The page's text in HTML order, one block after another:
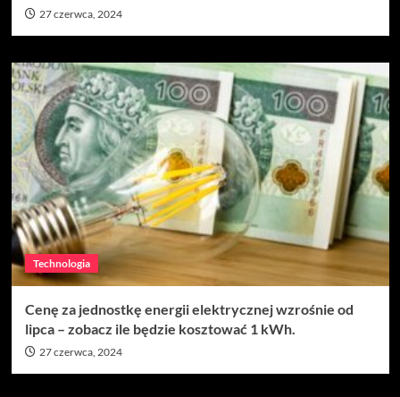
27 czerwca, 2024
Technologia
Cenę za jednostkę energii elektrycznej wzrośnie od
lipca – zobacz ile będzie kosztować 1 kWh.
27 czerwca, 2024